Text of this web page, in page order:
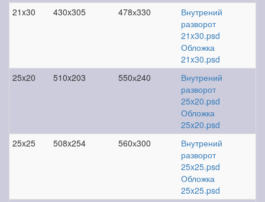
21x30
430x305 478х330
Внутрений
разворот
21x30.psd
Обложка
21x30.psd
25x20
510x203 550х240
Внутрений
разворот
25x20.psd
Обложка
25x20.psd
25x25
508x254 560х300
Внутрений
разворот
25x25.psd
Обложка
25x25.psd